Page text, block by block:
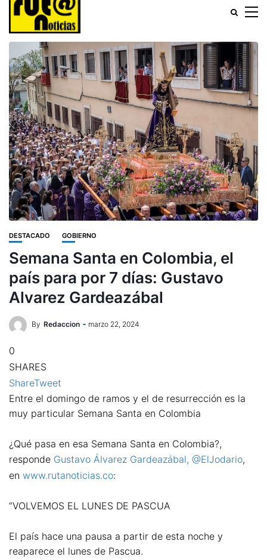
DESTACADO GOBIERNO
Semana Santa en Colombia, el
país para por 7 días: Gustavo
Alvarez Gardeazábal
By Redaccion marzo 22, 2024
0
SHARES
ShareTweet
Entre el domingo de ramos y el de resurrección es la
muy particular Semana Santa en Colombia
¿Qué pasa en esa Semana Santa en Colombia?,
responde Gustavo Álvarez Gardeazábal, @ElJodario,
en www.rutanoticias.co:
“VOLVEMOS EL LUNES DE PASCUA
El país hace una pausa a partir de esta noche y
reaparece el lunes de Pascua.